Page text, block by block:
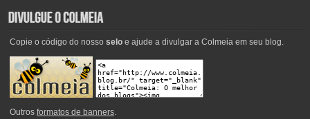
Copie o código do nosso seloe ajude a divulgar a Colmeia em seu blog.
Outros formatos de banners.